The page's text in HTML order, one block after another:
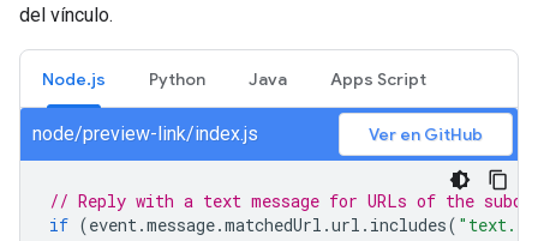
del vínculo.
Node.js Python Java Apps Script
node/preview-link/index.js Ver en GitHub
// Reply with a text message for URLs of the
if (event.message.matchedUrl .url . includes(